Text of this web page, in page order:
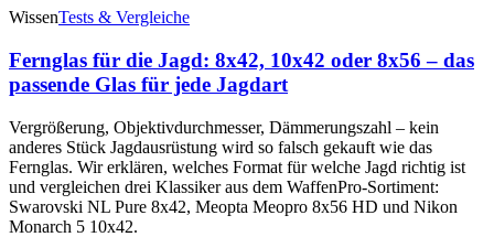
WissenTests & Vergleiche
Fernglas für die Jagd: 8x42, 10x42 oder 8x56 – das
passende Glas für jede Jagdart
Vergrößerung, Objektivdurchmesser, Dämmerungszahl – kein
anderes Stück Jagdausrüstung wird so falsch gekauft wie das
Fernglas. Wir erklären, welches Format für welche Jagd richtig ist
und vergleichen drei Klassiker aus dem WaffenPro-Sortiment:
Swarovski NL Pure 8x42, Meopta Meopro 8x56 HD und Nikon
Monarch 5 10x42.